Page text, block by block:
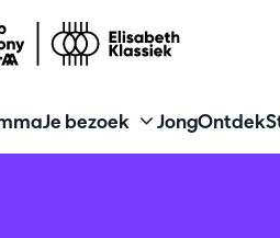
Je bezoek JongOntdek